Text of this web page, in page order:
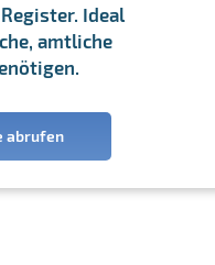
Ideal
amtliche
abrufen